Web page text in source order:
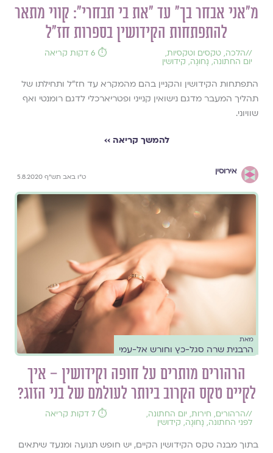
מ"אני אבחר בך" עד "את בי תבחרי": קווי מתאר
להתפתחות הקידושין בספרות חז"ל
//הלכה, טקסים וטקסיות,
יום החתונה, נָחוּגָה, קידושין
⏱️ 6 דקות קריאה
התפתחות הקידושין והקניין בהם מהמקרא עד חז"ל ותחילתו של
תהליך המעבר מדגם נישואין קנייני ופטריארכלי לדגם רומנטי ואף
שוויוני.
להמשך קריאה ››
אירוסין
ט"ו באב תש"ף 5.8.2020
מאת
הרבנית שרה סגל-כץ וחורש אל-עמי
הרהורים מותרים על חופה וקידושין – איך
לקיים טקס הקרוב ביותר לעולמם של בני הזוג?
//הרהורים, חירות, יום החתונה,
לפני החתונה, נָחוּגָה, קידושין
⏱️ 7 דקות קריאה
בתוך מבנה טקס הקידושין הקיים, יש חופש תנועה ומנעד שיתאים